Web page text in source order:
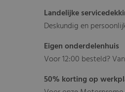
Landelijke
Deskundig en
Eigen onderdelenhuis
Voor 12:00 besteld?
50% korting op